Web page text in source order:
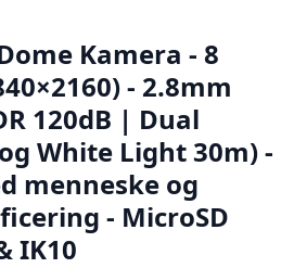
Kamera - 8
- 2.8mm
120dB | Dual
White Light 30m) -
menneske og
- MicroSD
IK10